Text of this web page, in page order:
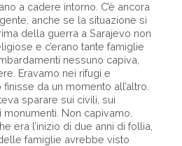
a cadere intorno. C’è ancora
anche se la situazione si
della guerra a Sarajevo non
e c’erano tante famiglie
nessuno capiva,
Eravamo nei rifugi e
da un momento all’altro.
sparare sui civili, sui
Non capivamo.
era l’inizio di due anni di follia,
famiglie avrebbe visto